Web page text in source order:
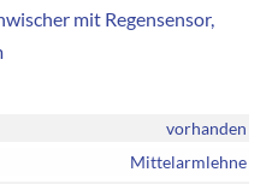
mit Regensensor,
vorhanden
Mittelarmlehne